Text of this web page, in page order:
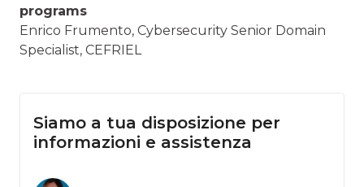
programs
Enrico Frumento, Cybersecurity Senior Domain
Specialist, CEFRIEL
Siamo a tua disposizione per
informazioni e assistenza